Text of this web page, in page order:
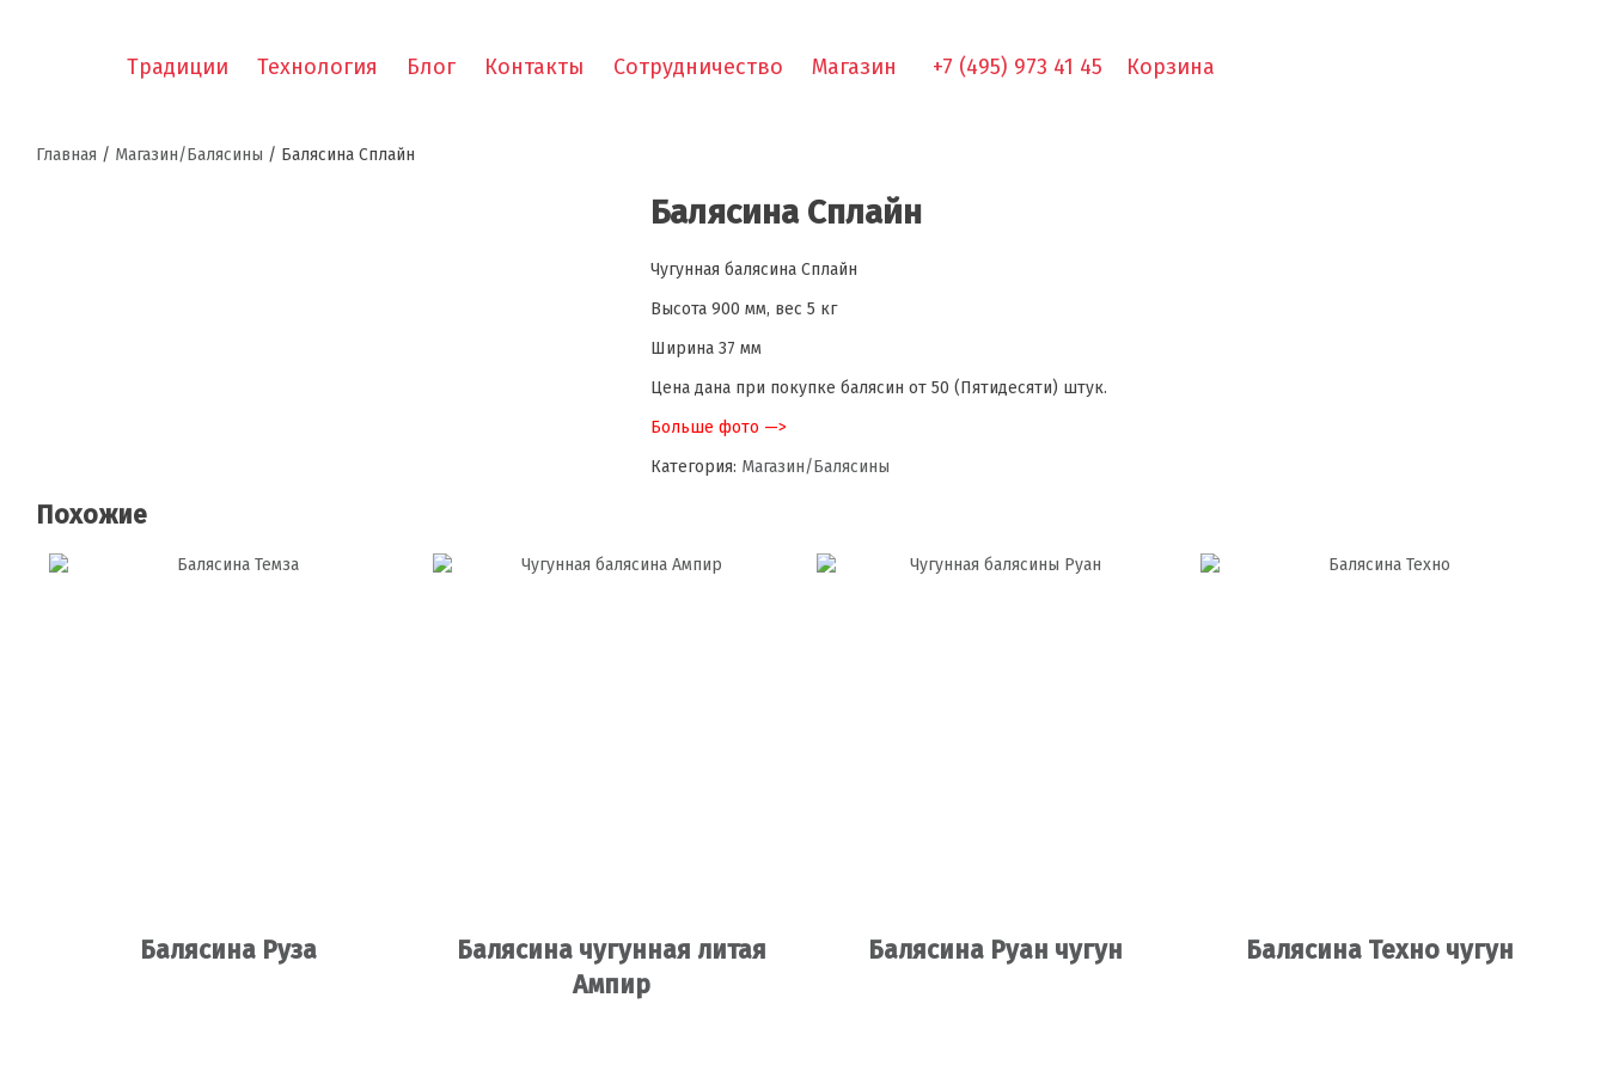
Традиции Технология Блог Контакты Сотрудничество Магазин +7 (495) 973 41 45 Корзина
Главная / Магазин/Балясины / Балясина Сплайн
Балясина Сплайн
Чугунная балясина Сплайн
Высота 900 мм, вес 5 кг
Ширина 37 мм
Цена дана при покупке балясин от 50 (Пятидесяти) штук.
Больше фото —>
Категория: Магазин/Балясины
Похожие
Балясина Руза
Балясина чугунная литая
Ампир
Балясина Руан чугун Балясина Техно чугун